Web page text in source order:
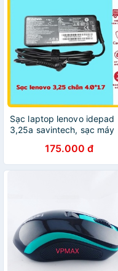
Sạc laptop lenovo idepad
3,25a savintech, sạc máy
chân cắm 4.0*1.7 bảo hành
12 tháng
175.000 đ